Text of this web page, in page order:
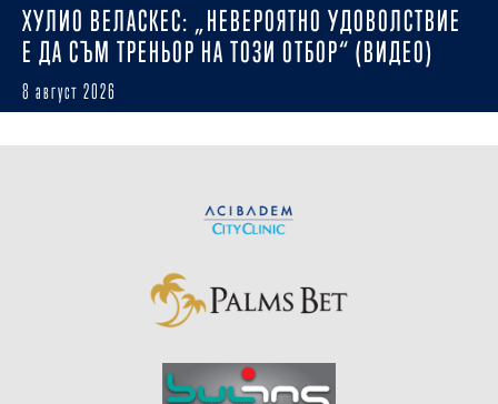
ХУЛИО ВЕЛАСКЕС: „НЕВЕРОЯТНО УДОВОЛСТВИЕ
Е ДА СЪМ ТРЕНЬОР НА ТОЗИ ОТБОР“ (ВИДЕО)
8 август 2026